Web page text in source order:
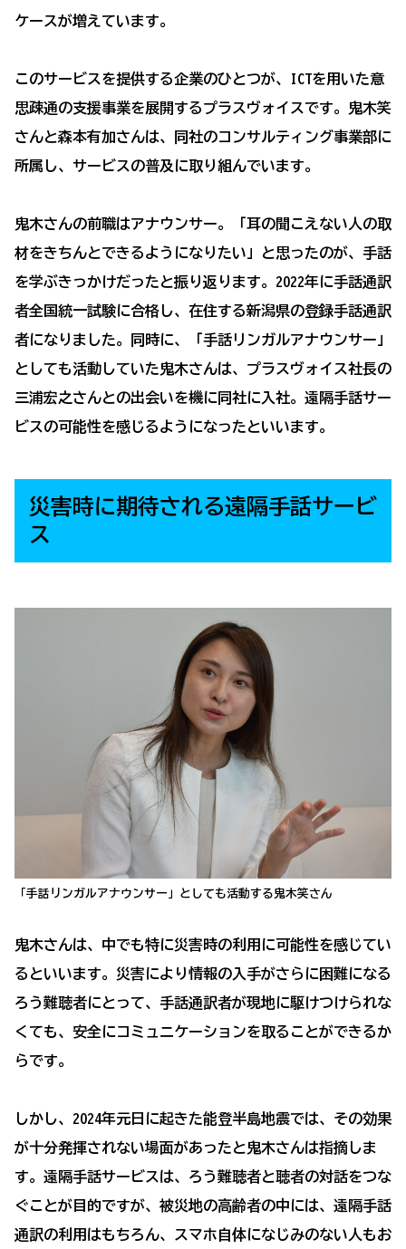
ケースが増えています。
このサービスを提供する企業のひとつが、ICTを用いた意
思疎通の支援事業を展開するプラスヴォイスです。鬼木笑
さんと森本有加さんは、同社のコンサルティング事業部に
所属し、サービスの普及に取り組んでいます。
鬼木さんの前職はアナウンサー。「耳の聞こえない人の取
材をきちんとできるようになりたい」と思ったのが、手話
を学ぶきっかけだったと振り返ります。2022年に手話通訳
者全国統一試験に合格し、在住する新潟県の登録手話通訳
者になりました。同時に、「手話リンガルアナウンサー」
としても活動していた鬼木さんは、プラスヴォイス社長の
三浦宏之さんとの出会いを機に同社に入社。遠隔手話サー
ビスの可能性を感じるようになったといいます。
災害時に期待される遠隔手話サービ
ス
「手話リンガルアナウンサー」としても活動する鬼木笑さん
鬼木さんは、中でも特に災害時の利用に可能性を感じてい
るといいます。災害により情報の入手がさらに困難になる
ろう難聴者にとって、手話通訳者が現地に駆けつけられな
くても、安全にコミュニケーションを取ることができるか
らです。
しかし、2024年元日に起きた能登半島地震では、その効果
が十分発揮されない場面があったと鬼木さんは指摘しま
す。遠隔手話サービスは、ろう難聴者と聴者の対話をつな
ぐことが目的ですが、被災地の高齢者の中には、遠隔手話
通訳の利用はもちろん、スマホ自体になじみのない人もお